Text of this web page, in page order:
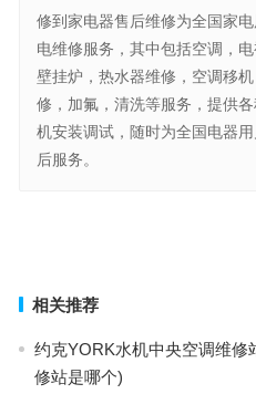
修到家电器售后维修为全国家
电维修服务，其中包括空调，
壁挂炉，热水器维修，空调移
修，加氟，清洗等服务，提供
机安装调试，随时为全国电器
后服务。
相关推荐
约克YORK水机中央空调维修
修站是哪个)